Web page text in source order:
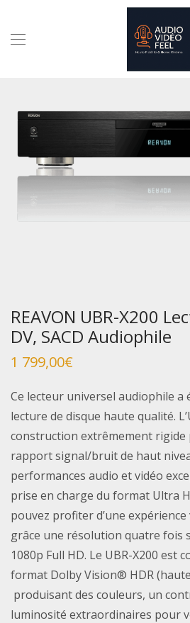
REAVON UBR-X200
DV, SACD Audiophile
1 799,00€
Ce lecteur universel audiophile a
lecture de disque haute qualité.
construction extrêmement
rapport signal/bruit de haut
performances audio et vidéo
prise en charge du format Ultra
pouvez profiter d’une
grâce une résolution quatre fois
1080p Full HD. Le UBR-X200 est
format Dolby Vision® HDR
produisant des couleurs, un
luminosité extraordinaires pour